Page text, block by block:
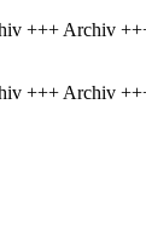
+++ Archiv
+++ Archiv